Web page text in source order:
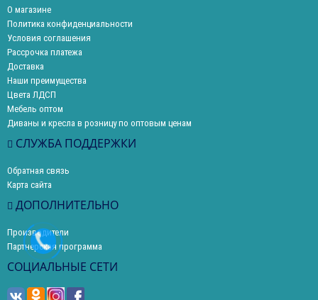
О магазине
Политика конфиденциальности
Условия соглашения
Рассрочка платежа
Доставка
Наши преимущества
Цвета ЛДСП
Мебель оптом
Диваны и кресла в розницу по оптовым ценам
СЛУЖБА ПОДДЕРЖКИ
Обратная связь
Карта сайта
ДОПОЛНИТЕЛЬНО
Производители
Партнерская программа
СОЦИАЛЬНЫЕ СЕТИ